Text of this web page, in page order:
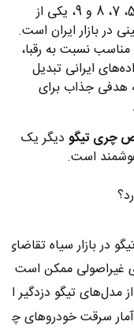
در مدل‌های 5، 7، 8 و 9، یکی از
در بازار ایران است.
نسبت به رقبا،
ایرانی تبدیل
هدفی جذاب برای
چری تیگو دیگر یک
است.
در بازار سیاه تقاضای
غیراصولی ممکن است به
مدل‌های تیگو دزدگیر
سرقت خودروهای